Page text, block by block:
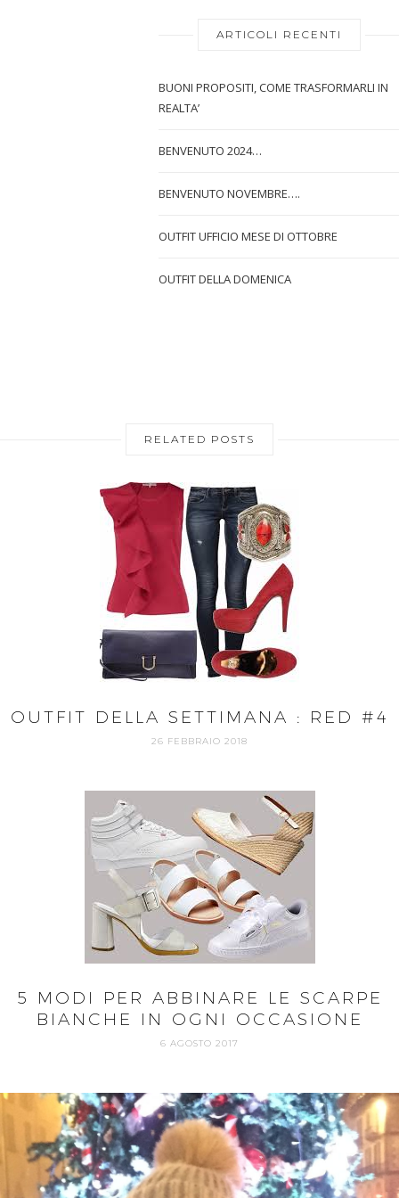
ARTICOLI RECENTI
BUONI PROPOSITI, COME TRASFORMARLI IN
REALTA’
BENVENUTO 2024…
BENVENUTO NOVEMBRE….
OUTFIT UFFICIO MESE DI OTTOBRE
OUTFIT DELLA DOMENICA
RELATED POSTS
OUTFIT DELLA SETTIMANA : RED #4
26 FEBBRAIO 2018
5 MODI PER ABBINARE LE SCARPE
BIANCHE IN OGNI OCCASIONE
6 AGOSTO 2017